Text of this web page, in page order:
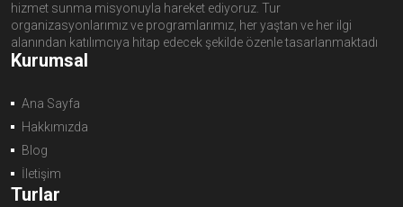
hizmet sunma misyonuyla hareket ediyoruz. Tur
organizasyonlarımız ve programlarımız, her yaştan ve her ilgi
alanından katılımcıya hitap edecek şekilde özenle tasarlanmaktadı
Kurumsal
Ana Sayfa
Hakkımızda
Blog
İletişim
Turlar